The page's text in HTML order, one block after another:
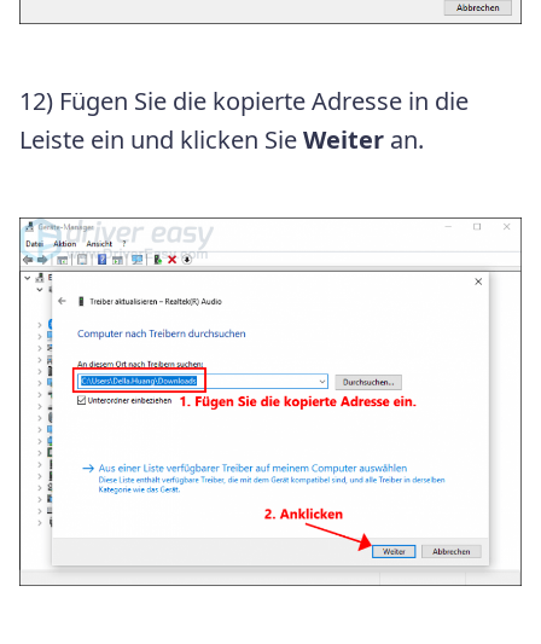
12) Fügen Sie die kopierte Adresse in die
Leiste ein und klicken SieWeiter an.